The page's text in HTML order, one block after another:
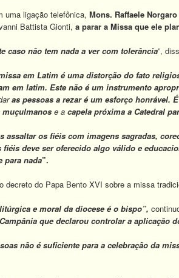
uma ligação telefônica, Mons. Raffaele
Battista Gionti, a parar a Missa que ele
caso não tem nada a ver com tolerância”,
em Latim é uma distorção do fato
em latim. Este não é um instrumento
as pessoas a rezar é um esforço honrável.
muçulmanos e a capela próxima a Catedral
assaltar os fiéis com imagens sagradas,
fiéis deve ser oferecido algo válido e
para nada”.
decreto do Papa Bento XVI sobre a missa
e moral da diocese é o bispo”,
que declarou controlar a aplicação
não é suficiente para a celebração da